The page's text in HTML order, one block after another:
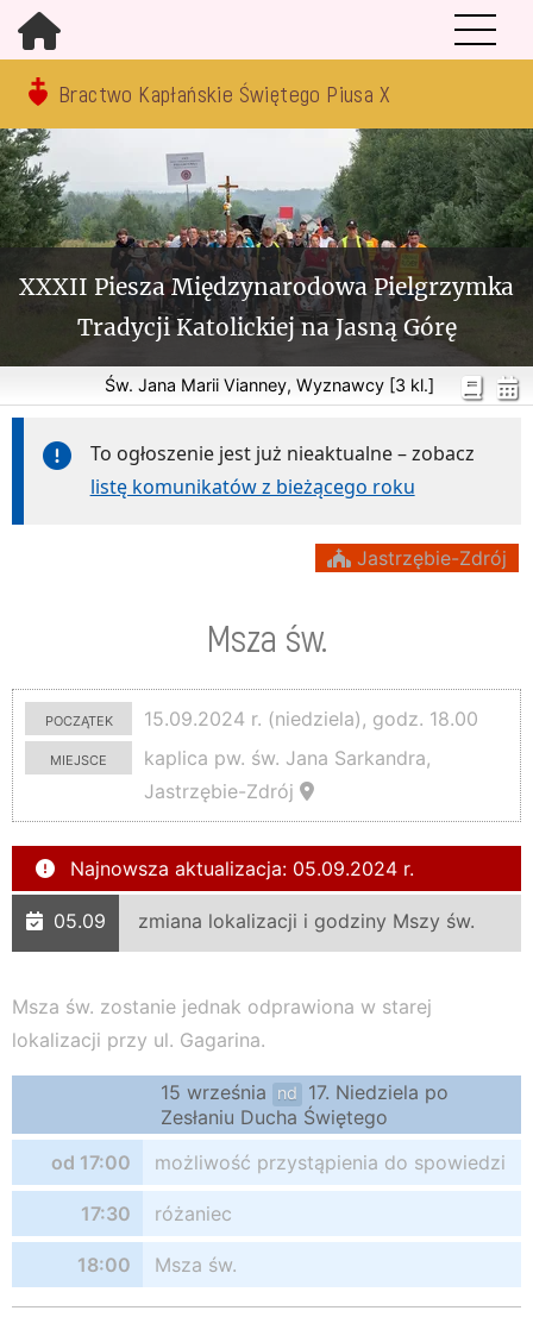
Bractwo Kapłańskie Świętego Piusa X
XXXII Piesza Międzynarodowa Pielgrzymka
Tradycji Katolickiej na Jasną Górę
Św. Jana Marii Vianney, Wyznawcy [3 kl.]
To ogłoszenie jest już nieaktualne – zobacz
listę komunikatów z bieżącego roku
Jastrzębie-Zdrój
Msza św.
początek
15.09.2024 r. (niedziela), godz. 18.00
miejsce
kaplica pw. św. Jana Sarkandra,
Jastrzębie-Zdrój
Najnowsza aktualizacja: 05.09.2024 r.
05.09 zmiana lokalizacji i godziny Mszy św.
Msza św. zostanie jednak odprawiona w starej
lokalizacji przy ul. Gagarina.
15 września nd
17. Niedziela po
Zesłaniu Ducha Świętego
od 17:00
możliwość przystąpienia do spowiedzi
17:30 różaniec
18:00 Msza św.